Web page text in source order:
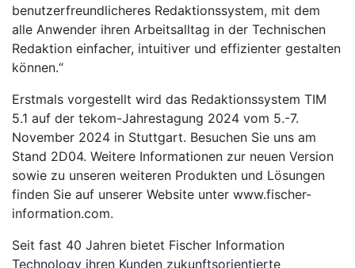
benutzerfreundlicheres Redaktionssystem, mit dem
alle Anwender ihren Arbeitsalltag in der Technischen
Redaktion einfacher, intuitiver und effizienter gestalten
können.“
Erstmals vorgestellt wird das Redaktionssystem TIM
5.1 auf der tekom-Jahrestagung 2024 vom 5.-7.
November 2024 in Stuttgart. Besuchen Sie uns am
Stand 2D04. Weitere Informationen zur neuen Version
sowie zu unseren weiteren Produkten und Lösungen
finden Sie auf unserer Website unter www.fischer-
information.com.
Seit fast 40 Jahren bietet Fischer Information
Technology ihren Kunden zukunftsorientierte